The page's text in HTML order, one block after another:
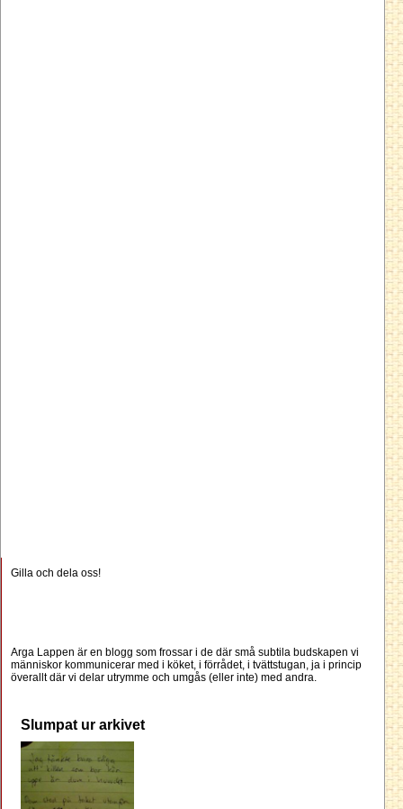
Gilla och dela oss!
Arga Lappen är en blogg som frossar i de där små subtila budskapen vi
människor kommunicerar med i köket, i förrådet, i tvättstugan, ja i princip
överallt där vi delar utrymme och umgås (eller inte) med andra.
Slumpat ur arkivet